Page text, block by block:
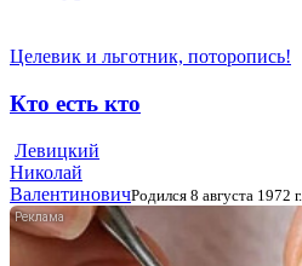
Целевик и льготник, поторопись!
Кто есть кто
Левицкий
Николай
ВалентиновичРодился 8 августа 1972 г.